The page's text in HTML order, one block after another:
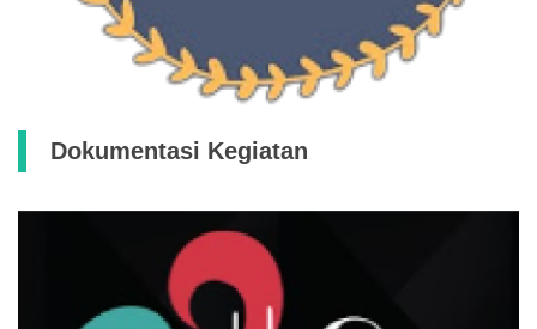
Dokumentasi Kegiatan